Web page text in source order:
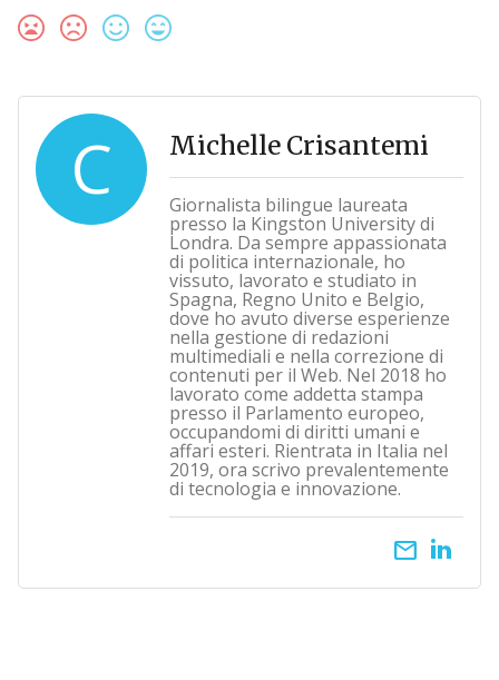
C Michelle Crisantemi
Giornalista bilingue laureata
presso la Kingston University di
Londra. Da sempre appassionata
di politica internazionale, ho
vissuto, lavorato e studiato in
Spagna, Regno Unito e Belgio,
dove ho avuto diverse esperienze
nella gestione di redazioni
multimediali e nella correzione di
contenuti per il Web. Nel 2018 ho
lavorato come addetta stampa
presso il Parlamento europeo,
occupandomi di diritti umani e
affari esteri. Rientrata in Italia nel
2019, ora scrivo prevalentemente
di tecnologia e innovazione.
email